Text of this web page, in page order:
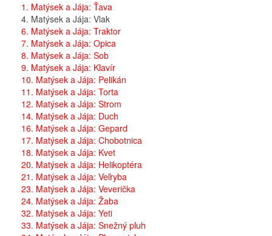
1. Matýsek a Jája: Ťava
4. Matýsek a Jája: Vlak
6. Matýsek a Jája: Traktor
7. Matýsek a Jája: Opica
8. Matýsek a Jája: Sob
9. Matýsek a Jája: Klavír
10. Matýsek a Jája: Pelikán
11. Matýsek a Jája: Torta
12. Matýsek a Jája: Strom
14. Matýsek a Jája: Duch
16. Matýsek a Jája: Gepard
17. Matýsek a Jája: Chobotnica
18. Matýsek a Jája: Kvet
20. Matýsek a Jája: Helikoptéra
21. Matýsek a Jája: Veľryba
23. Matýsek a Jája: Veverička
24. Matýsek a Jája: Žaba
32. Matýsek a Jája: Yeti
33. Matýsek a Jája: Snežný pluh